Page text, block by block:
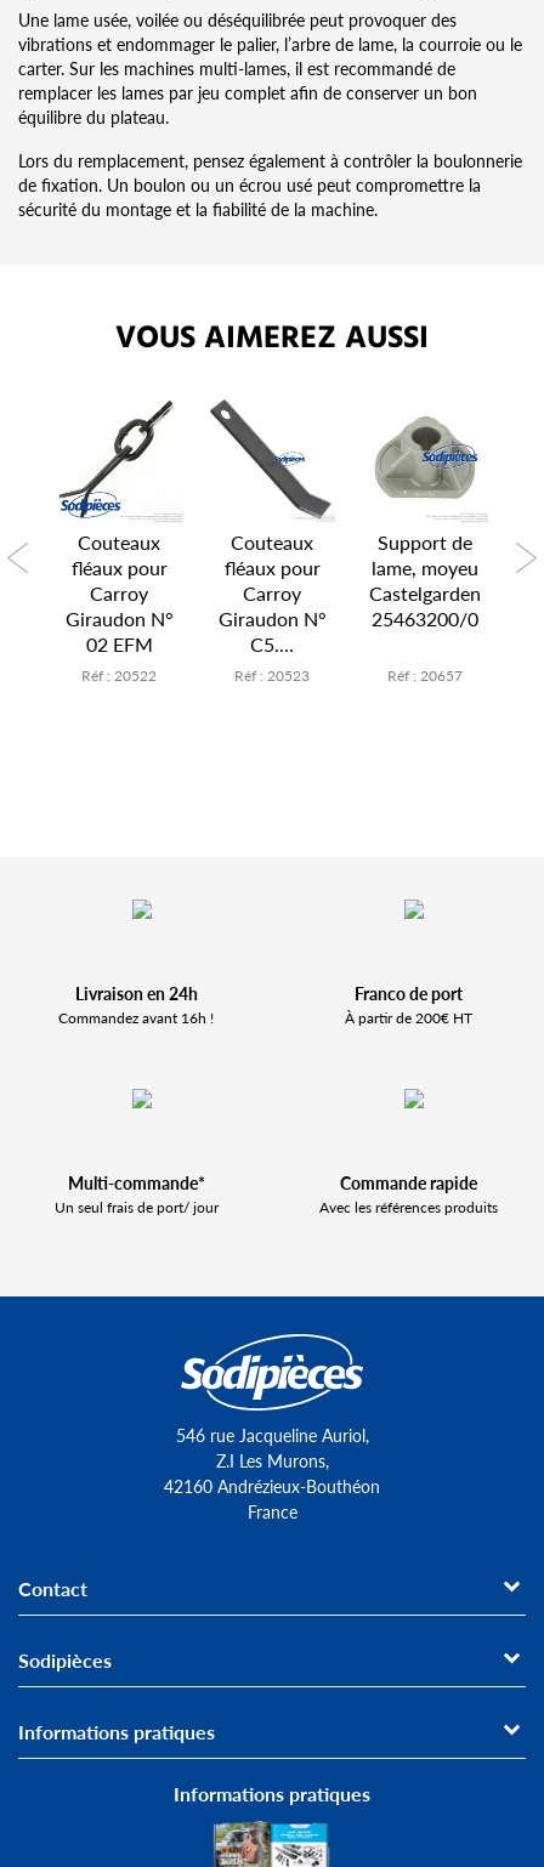
Une lame usée, voilée ou déséquilibrée peut provoquer des
vibrations et endommager le palier, l’arbre de lame, la courroie ou le
carter. Sur les machines multi-lames, il est recommandé de
remplacer les lames par jeu complet afin de conserver un bon
équilibre du plateau.
Lors du remplacement, pensez également à contrôler la boulonnerie
de fixation. Un boulon ou un écrou usé peut compromettre la
sécurité du montage et la fiabilité de la machine.
VOUS AIMEREZ AUSSI
Couteaux
fléaux pour
Carroy
Giraudon N°
02 EFM
Réf : 20522
Couteaux
fléaux pour
Carroy
Giraudon N°
C5....
Réf : 20523
Support de
lame, moyeu
Castelgarden
25463200/0
Réf : 20657
Livraison en 24h
Commandez avant 16h !
Franco de port
À partir de 200€ HT
Multi-commande*
Un seul frais de port/ jour
Commande rapide
Avec les références produits
546 rue Jacqueline Auriol,
Z.I Les Murons,
42160 Andrézieux-Bouthéon
France
Contact
Sodipièces
Informations pratiques
Informations pratiques